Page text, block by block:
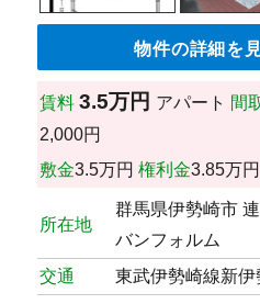
物件の詳細を
賃料 3.5万円 アパート 間
2,000円
敷金3.5万円 権利金3.85万円
所在地
群馬県伊勢崎市
バンフォルム
交通
東武伊勢崎線新